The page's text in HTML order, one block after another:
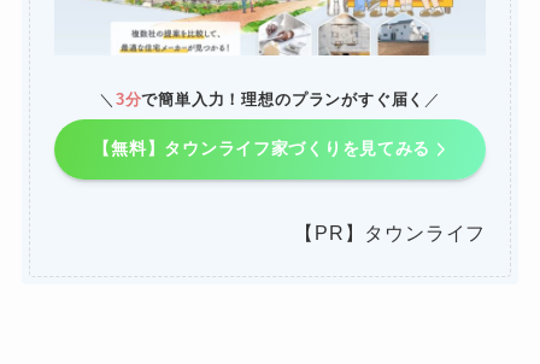
＼ 3分で簡単入力！理想のプランがすぐ届く ／
【無料】タウンライフ家づくりを見てみる
【PR】タウンライフ